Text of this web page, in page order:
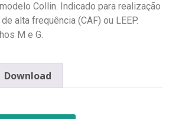
Collin. Indicado para realização
alta frequência (CAF) ou LEEP.
M e G.
Download